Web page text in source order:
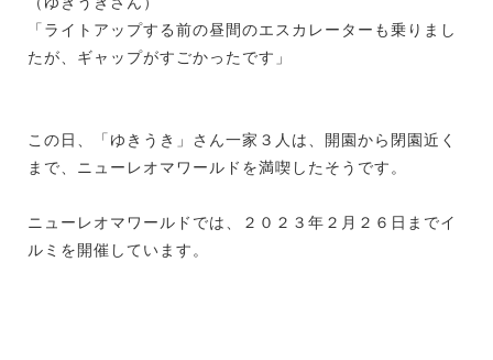
「ライトアップする前の昼間のエスカレーターも乗りまし
たが、ギャップがすごかったです」
この日、「ゆきうき」さん一家３人は、開園から閉園近く
まで、ニューレオマワールドを満喫したそうです。
ニューレオマワールドでは、２０２３年２月２６日までイ
ルミを開催しています。